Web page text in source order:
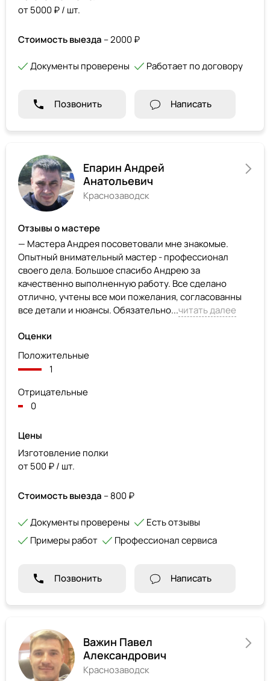
от 5000 ₽ / шт.
Стоимость выезда – 2000 ₽
Документы проверены Работает по договору
Позвонить Написать
Епарин Андрей
Анатольевич
Краснозаводск
Отзывы о мастере
— Мастера Андрея посоветовали мне знакомые.
Опытный внимательный мастер - профессионал
своего дела. Большое спасибо Андрею за
качественно выполненную работу. Все сделано
отлично, учтены все мои пожелания, согласованны
все детали и нюансы. Обязательно...читать далее
Оценки
Положительные
1
Отрицательные
0
Цены
Изготовление полки
от 500 ₽ / шт.
Стоимость выезда – 800 ₽
Документы проверены
Есть отзывы
Примеры работ
Профессионал сервиса
Позвонить Написать
Важин Павел
Александрович
Краснозаводск